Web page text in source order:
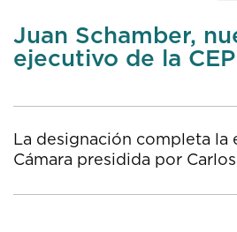
Juan Schamber,
ejecutivo de la
La designación completa la
Cámara presidida por